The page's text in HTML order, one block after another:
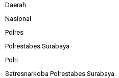
Daerah
Nasional
Polres
Polrestabes Surabaya
Polri
Satresnarkoba Polrestabes Surabaya